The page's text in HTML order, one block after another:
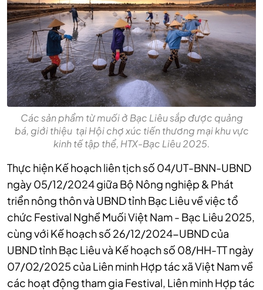
Các sản phẩm từ muối ở Bạc Liêu sắp được quảng
bá, giới thiệu tại Hội chợ xúc tiến thương mại khu vực
kinh tế tập thể, HTX-Bạc Liêu 2025.
Thực hiện Kế hoạch liên tịch số 04/UT-BNN-UBND
ngày 05/12/2024 giữa Bộ Nông nghiệp & Phát
triển nông thôn và UBND tỉnh Bạc Liêu về việc tổ
chức Festival Nghề Muối Việt Nam - Bạc Liêu 2025,
cùng với Kế hoạch số 26/12/2024-UBND của
UBND tỉnh Bạc Liêu và Kế hoạch số 08/HH-TT ngày
07/02/2025 của Liên minh Hợp tác xã Việt Nam về
các hoạt động tham gia Festival, Liên minh Hợp tác